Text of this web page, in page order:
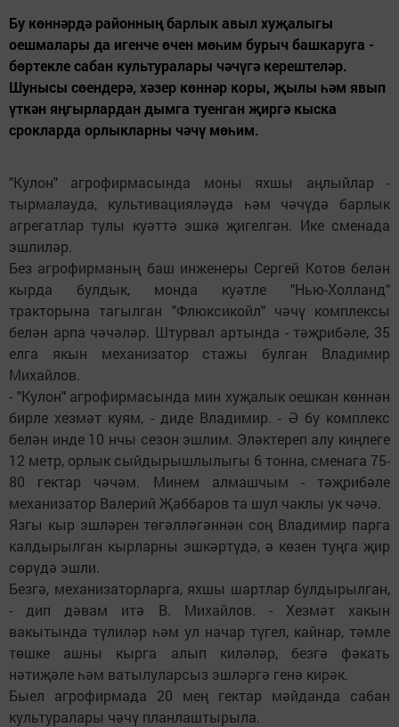
Бу көннәрдә районның барлык авыл хуҗалыгы
оешмалары да игенче өчен мөһим бурыч башкаруга -
бөртекле сабан культуралары чәчүгә керештеләр.
Шунысы сөендерә, хәзер көннәр коры, җылы һәм явып
үткән яңгырлардан дымга туенган җиргә кыска
срокларда орлыкларны чәчү мөһим.
"Кулон" агрофирмасында моны яхшы аңлыйлар -
тырмалауда, культивацияләүдә һәм чәчүдә барлык
агрегатлар тулы куәттә эшкә җигелгән. Ике сменада
эшлиләр.
Без агрофирманың баш инженеры Сергей Котов белән
кырда булдык, монда куәтле "Нью-Холланд"
тракторына тагылган "Флюксикойл" чәчү комплексы
белән арпа чәчәләр. Штурвал артында - тәҗрибәле, 35
елга якын механизатор стажы булган Владимир
Михайлов.
- "Кулон" агрофирмасында мин хуҗалык оешкан көннән
бирле хезмәт куям, - диде Владимир. - Ә бу комплекс
белән инде 10 нчы сезон эшлим. Эләктереп алу киңлеге
12 метр, орлык сыйдырышлылыгы 6 тонна, сменага 75-
80 гектар чәчәм. Минем алмашчым - тәҗрибәле
механизатор Валерий Җаббаров та шул чаклы ук чәчә.
Язгы кыр эшләрен төгәлләгәннән соң Владимир парга
калдырылган кырларны эшкәртүдә, ә көзен туңга җир
сөрүдә эшли.
Безгә, механизаторларга, яхшы шартлар булдырылган,
- дип дәвам итә В. Михайлов. - Хезмәт хакын
вакытында түлиләр һәм ул начар түгел, кайнар, тәмле
төшке ашны кырга алып киләләр, безгә фәкать
нәтиҗәле һәм ватылуларсыз эшләргә генә кирәк.
Быел агрофирмада 20 мең гектар мәйданда сабан
культуралары чәчү планлаштырыла.